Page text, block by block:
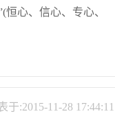
心、信心、专心、
于:2015-11-28 17:44:11